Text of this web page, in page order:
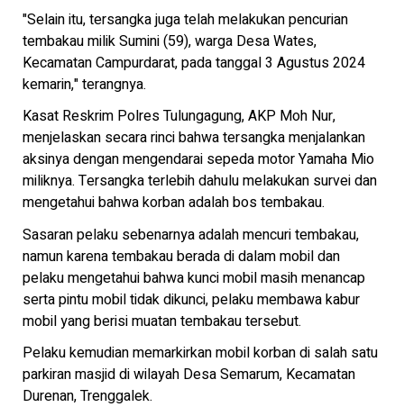
"Selain itu, tersangka juga telah melakukan pencurian
tembakau milik Sumini (59), warga Desa Wates,
Kecamatan Campurdarat, pada tanggal 3 Agustus 2024
kemarin," terangnya.
Kasat Reskrim Polres Tulungagung, AKP Moh Nur,
menjelaskan secara rinci bahwa tersangka menjalankan
aksinya dengan mengendarai sepeda motor Yamaha Mio
miliknya. Tersangka terlebih dahulu melakukan survei dan
mengetahui bahwa korban adalah bos tembakau.
Sasaran pelaku sebenarnya adalah mencuri tembakau,
namun karena tembakau berada di dalam mobil dan
pelaku mengetahui bahwa kunci mobil masih menancap
serta pintu mobil tidak dikunci, pelaku membawa kabur
mobil yang berisi muatan tembakau tersebut.
Pelaku kemudian memarkirkan mobil korban di salah satu
parkiran masjid di wilayah Desa Semarum, Kecamatan
Durenan, Trenggalek.